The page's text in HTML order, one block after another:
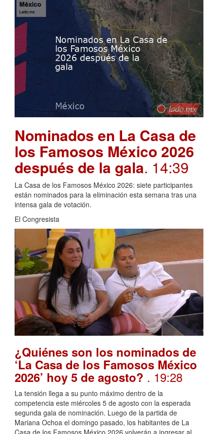
Nominados en La Casa de
los Famosos México 2026
después de la gala. 14:39
La Casa de los Famosos México 2026: siete participantes
están nominados para la eliminación esta semana tras una
intensa gala de votación.
El Congresista
¿Quiénes son los nominados de
‘La Casa de los Famosos México
2026’ hoy 5 de agosto? . 19:28
La tensión llega a su punto máximo dentro de la
competencia este miércoles 5 de agosto con la esperada
segunda gala de nominación. Luego de la partida de
Mariana Ochoa el domingo pasado, los habitantes de La
Casa de los Famosos México 2026 volverán a ingresar al